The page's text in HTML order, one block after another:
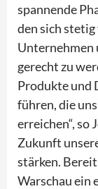
spannende
den sich
Unternehmen
gerecht zu
Produkte und
führen, die
erreichen“, so
Zukunft
stärken.
Warschau ein